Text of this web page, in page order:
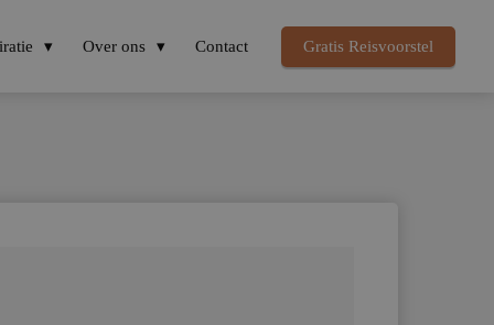
Over ons Contact Gratis Reisvoorstel